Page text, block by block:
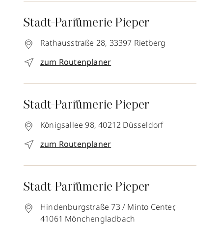
Stadt-Parfümerie Pieper
Rathausstraße 28, 33397 Rietberg
zum Routenplaner
Stadt-Parfümerie Pieper
Königsallee 98, 40212 Düsseldorf
zum Routenplaner
Stadt-Parfümerie Pieper
Hindenburgstraße 73 / Minto Center,
41061 Mönchengladbach